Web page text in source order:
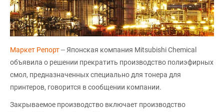
Маркет Репорт-- Японская компания Mitsubishi Chemical
объявила о решении прекратить производство полиэфирных
смол, предназначенных специально для тонера для
принтеров, говорится в сообщении компании.
Закрываемое производство включает производство